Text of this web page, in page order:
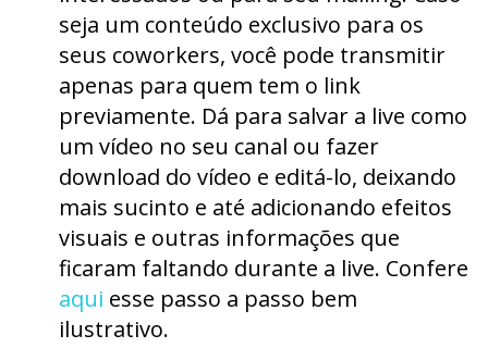
seja um conteúdo exclusivo para os
seus coworkers, você pode transmitir
apenas para quem tem o link
previamente. Dá para salvar a live como
um vídeo no seu canal ou fazer
download do vídeo e editá-lo, deixando
mais sucinto e até adicionando efeitos
visuais e outras informações que
ficaram faltando durante a live. Confere
aqui esse passo a passo bem
ilustrativo.